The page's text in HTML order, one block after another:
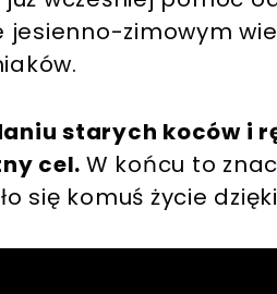
jesienno-zimowym
starych koców i
cel. W końcu to
się komuś życie